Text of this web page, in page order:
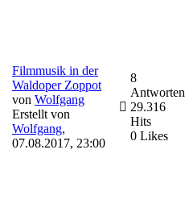
Filmmusik in der
Waldoper Zoppot
von Wolfgang
Erstellt von
Wolfgang,
07.08.2017, 23:00
8
Antworten
29.316
Hits
0 Likes